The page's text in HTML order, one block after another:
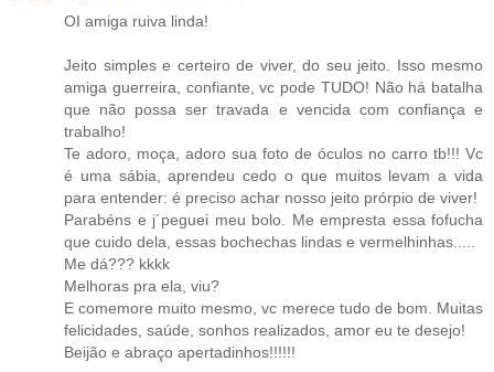
OI amiga ruiva linda!
Jeito simples e certeiro de viver, do seu jeito. Isso mesmo
amiga guerreira, confiante, vc pode TUDO! Não há batalha
que não possa ser travada e vencida com confiança e
trabalho!
Te adoro, moça, adoro sua foto de óculos no carro tb!!! Vc
é uma sábia, aprendeu cedo o que muitos levam a vida
para entender: é preciso achar nosso jeito prórpio de viver!
Parabéns e j´peguei meu bolo. Me empresta essa fofucha
que cuido dela, essas bochechas lindas e vermelhinhas.....
Me dá??? kkkk
Melhoras pra ela, viu?
E comemore muito mesmo, vc merece tudo de bom. Muitas
felicidades, saúde, sonhos realizados, amor eu te desejo!
Beijão e abraço apertadinhos!!!!!!